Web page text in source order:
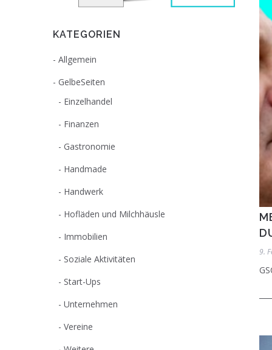
9.
KATEGORIEN
Allgemein
GelbeSeiten
Einzelhandel
Finanzen
Gastronomie
Handmade
Handwerk
Hofläden und Milchhäusle
Immobilien
Soziale Aktivitäten
Start-Ups
Unternehmen
Vereine